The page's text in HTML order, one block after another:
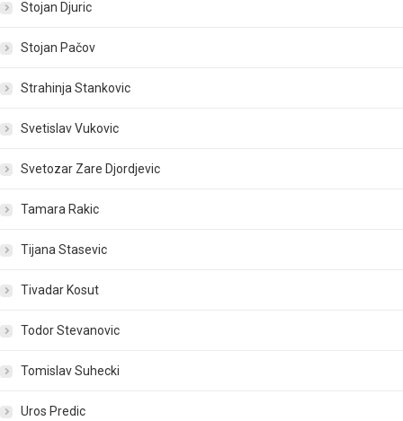
Stojan Djuric
Stojan Pačov
Strahinja Stankovic
Svetislav Vukovic
Svetozar Zare Djordjevic
Tamara Rakic
Tijana Stasevic
Tivadar Kosut
Todor Stevanovic
Tomislav Suhecki
Uros Predic